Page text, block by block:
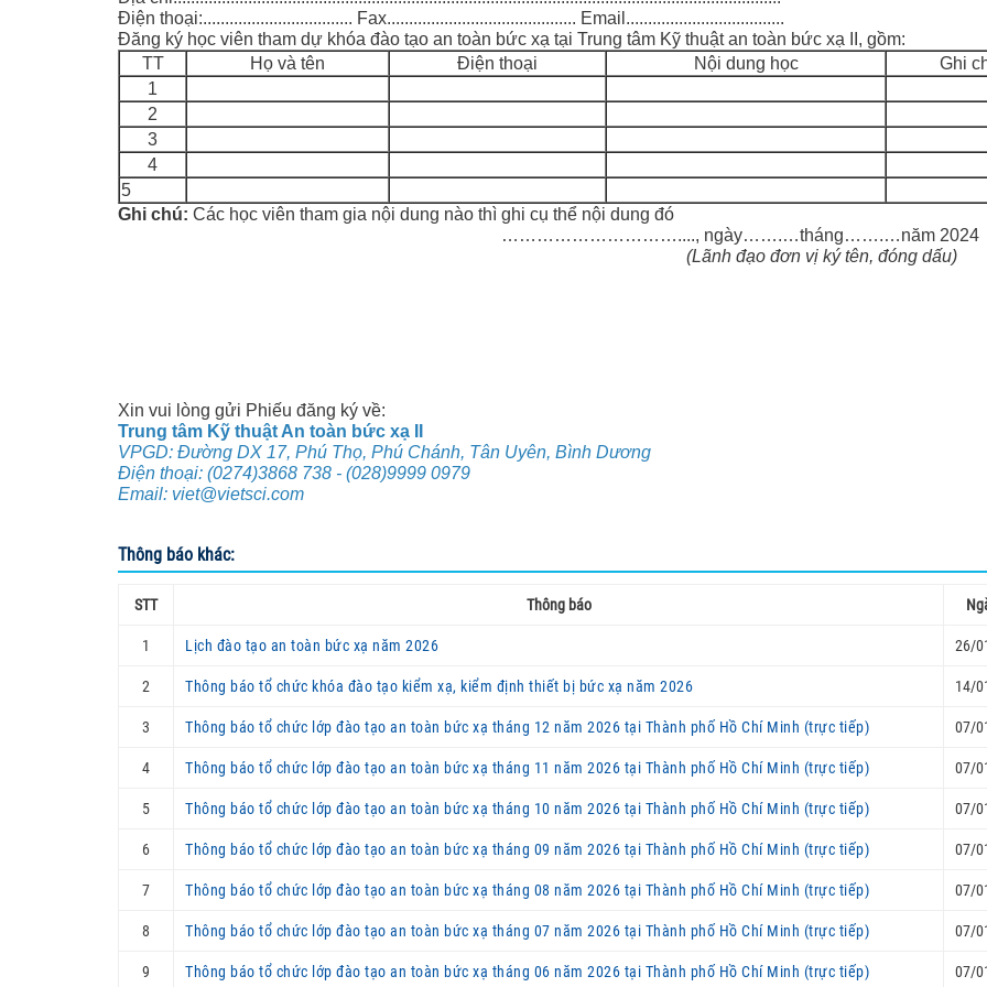
Điện thoại:.................................. Fax........................................... Email....................................
Đăng ký học viên tham dự khóa đào tạo an toàn bức xạ tại Trung tâm Kỹ thuật an toàn bức xạ II, gồm:
TT
Họ và tên Điện thoại Nội dung học
Ghi
1
2
3
4
5
Ghi chú: Các học viên tham gia nội dung nào thì ghi cụ thể nội dung đó
…………………………...., ngày…….…tháng…….…năm 2024
(Lãnh đạo đơn vị ký tên, đóng dấu)
Xin vui lòng gửi Phiếu đăng ký về:
Trung tâm Kỹ thuật An toàn bức xạ II
VPGD: Đường DX 17, Phú Thọ, Phú Chánh, Tân Uyên, Bình Dương
Điện thoại: (0274)3868 738 - (028)9999 0979
Email: viet@vietsci.com
Thông báo khác:
STT Thông báo
1 Lịch đào tạo an toàn bức xạ năm 2026 26/
2 Thông báo tổ chức khóa đào tạo kiểm xạ, kiểm định thiết bị bức xạ năm 2026 14/
3 Thông báo tổ chức lớp đào tạo an toàn bức xạ tháng 12 năm 2026 tại Thành phố Hồ Chí Minh (trực tiếp) 07/
4 Thông báo tổ chức lớp đào tạo an toàn bức xạ tháng 11 năm 2026 tại Thành phố Hồ Chí Minh (trực tiếp) 07/
5 Thông báo tổ chức lớp đào tạo an toàn bức xạ tháng 10 năm 2026 tại Thành phố Hồ Chí Minh (trực tiếp) 07/
6 Thông báo tổ chức lớp đào tạo an toàn bức xạ tháng 09 năm 2026 tại Thành phố Hồ Chí Minh (trực tiếp) 07/
7 Thông báo tổ chức lớp đào tạo an toàn bức xạ tháng 08 năm 2026 tại Thành phố Hồ Chí Minh (trực tiếp) 07/
8 Thông báo tổ chức lớp đào tạo an toàn bức xạ tháng 07 năm 2026 tại Thành phố Hồ Chí Minh (trực tiếp) 07/
9 Thông báo tổ chức lớp đào tạo an toàn bức xạ tháng 06 năm 2026 tại Thành phố Hồ Chí Minh (trực tiếp) 07/